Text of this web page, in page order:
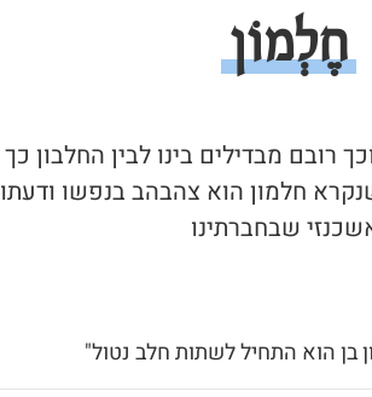
חֶלְמוֹן
רובם מבדילים בינו לבין החלבון
חלמון הוא צהבהב בנפשו ודעתו
שבחברתינו
בן הוא התחיל לשתות חלב נטול"